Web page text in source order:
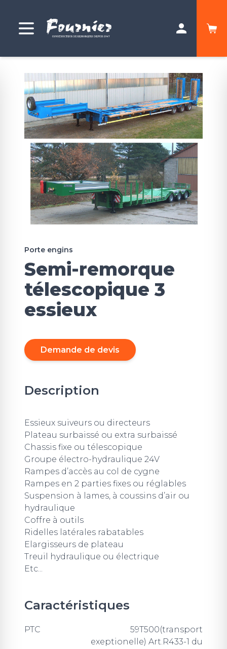
Porte engins
Semi-remorque
télescopique 3
essieux
Demande de devis
Description
Essieux suiveurs ou directeurs
Plateau surbaissé ou extra surbaissé
Chassis fixe ou télescopique
Groupe électro-hydraulique 24V
Rampes d’accès au col de cygne
Rampes en 2 parties fixes ou réglables
Suspension à lames, à coussins d’air ou
hydraulique
Coffre à outils
Ridelles latérales rabatables
Elargisseurs de plateau
Treuil hydraulique ou électrique
Etc...
Caractéristiques
PTC
59T500(transport
exeptionelle) Art.R433-1 du